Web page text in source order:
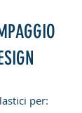
per: